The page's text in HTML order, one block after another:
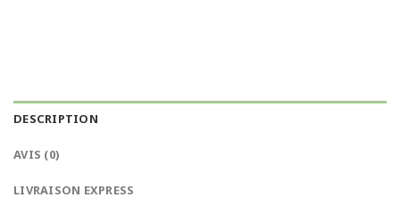
DESCRIPTION
AVIS (0)
LIVRAISON EXPRESS